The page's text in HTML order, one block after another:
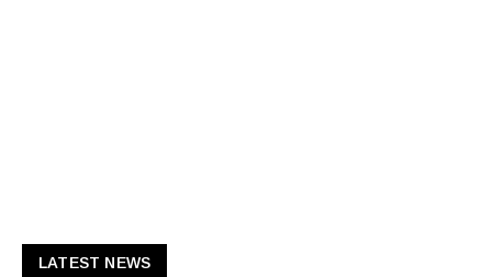
LATEST NEWS